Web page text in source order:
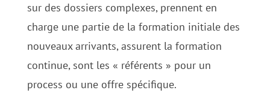
sur des dossiers complexes, prennent en
charge une partie de la formation initiale des
nouveaux arrivants, assurent la formation
continue, sont les « référents » pour un
process ou une offre spécifique.